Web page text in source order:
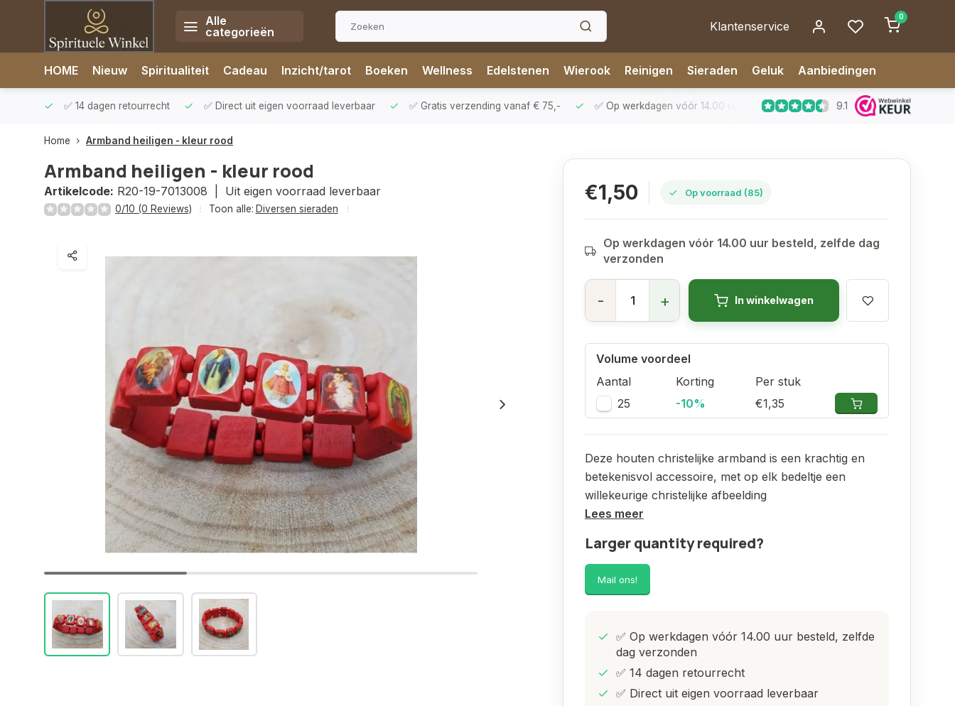
Alle
categorieën
Klantenservice
0
HOME Nieuw Spiritualiteit Cadeau Inzicht/tarot Boeken Wellness Edelstenen Wierook Reinigen Sieraden Geluk Aanbiedingen
✅ 14 dagen retourrecht ✅ Direct uit eigen voorraad leverbaar ✅ Gratis verzending vanaf € 75,- ✅ Op werkdagen vóór 14.00 uur besteld, zelfde dag verzonden
9.1
Home Armband heiligen - kleur rood
Armband heiligen - kleur rood
Artikelcode: R20-19-7013008 | Uit eigen voorraad leverbaar
0/10 (0 Reviews) Toon alle: Diversen sieraden
€1,50 Op voorraad (85)
Op werkdagen vóór 14.00 uur besteld, zelfde dag
verzonden
- + In winkelwagen
Volume voordeel
Aantal
Korting
Per stuk
25
-10% €1,35
Deze houten christelijke armband is een krachtig en
betekenisvol accessoire, met op elk bedeltje een
willekeurige christelijke afbeelding
Lees meer
Larger quantity required?
Mail ons!
✅ Op werkdagen vóór 14.00 uur besteld, zelfde
dag verzonden
✅ 14 dagen retourrecht
✅ Direct uit eigen voorraad leverbaar